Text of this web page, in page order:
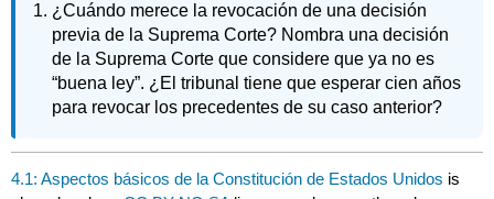
¿Cuándo merece la revocación de una decisión
previa de la Suprema Corte? Nombra una decisión
de la Suprema Corte que considere que ya no es
“buena ley”. ¿El tribunal tiene que esperar cien años
para revocar los precedentes de su caso anterior?
4.1: Aspectos básicos de la Constitución de Estados Unidos is